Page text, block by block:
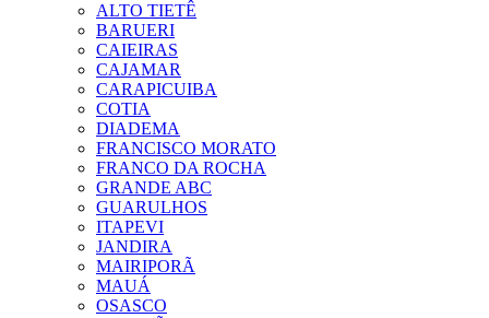
ALTO TIETÊ
BARUERI
CAIEIRAS
CAJAMAR
CARAPICUIBA
COTIA
DIADEMA
FRANCISCO MORATO
FRANCO DA ROCHA
GRANDE ABC
GUARULHOS
ITAPEVI
JANDIRA
MAIRIPORÃ
MAUÁ
OSASCO